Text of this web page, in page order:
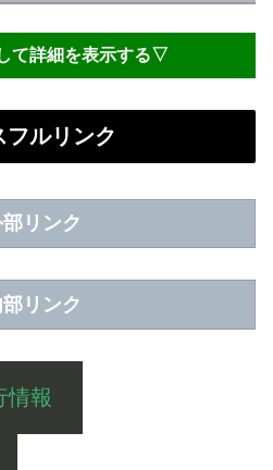
て詳細を表示する▽
フルリンク
リンク
リンク
情報